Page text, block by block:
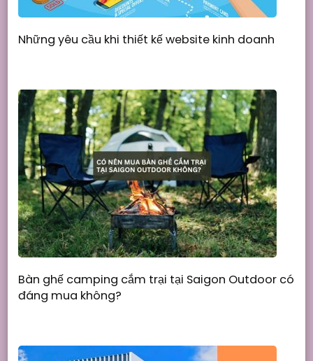
Những yêu cầu khi thiết kế website kinh doanh
Bàn ghế camping cắm trại tại Saigon Outdoor có
đáng mua không?